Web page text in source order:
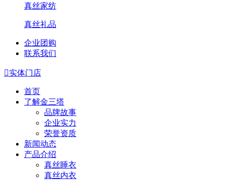
真丝家纺
真丝礼品
企业团购
联系我们
实体门店
首页
了解金三塔
品牌故事
企业实力
荣誉资质
新闻动态
产品介绍
真丝睡衣
真丝内衣